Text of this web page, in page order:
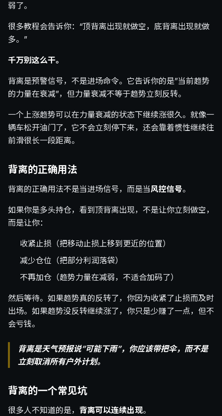
弱了。
很多教程会告诉你：“顶背离出现就做空，底背离出现就做
多。”
千万别这么干。
背离是预警信号，不是进场命令。它告诉你的是”当前趋势
的力量在衰减”，但力量衰减不等于趋势立刻反转。
一个上涨趋势可以在力量衰减的状态下继续涨很久。就像一
辆车松开油门了，它不会立刻停下来，还会靠着惯性继续往
前滑很长一段距离。
背离的正确用法
背离的正确用法不是当进场信号，而是当风控信号。
如果你是多头持仓，看到顶背离出现，不是让你立刻做空，
而是让你：
收紧止损（把移动止损上移到更近的位置）
减少仓位（把部分利润落袋）
不再加仓（趋势力量在减弱，不适合加码了）
然后等待。如果趋势真的反转了，你因为收紧了止损而及时
出场。如果趋势没反转继续涨了，你只是少赚了一点，但不
会亏钱。
背离是天气预报说”可能下雨”，你应该带把伞，而不是
立刻取消所有户外计划。
背离的一个常见坑
很多人不知道的是， 背离可以连续出现。